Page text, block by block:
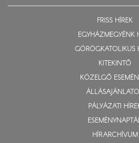
FRISS HÍREK
EGYHÁZMEGYÉNK
GÖRÖGKATOLIKUS
KITEKINTŐ
KÖZELGŐ
PÁLYÁZATI
HÍRARCHÍVUM